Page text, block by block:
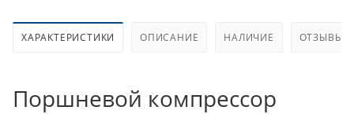
ХАРАКТЕРИСТИКИ ОПИСАНИЕ НАЛИЧИЕ ОТЗЫВЫ
Поршневой компрессор